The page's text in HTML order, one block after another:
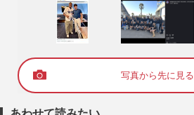
写真から先に見る